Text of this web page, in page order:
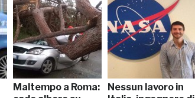
Maltempo a Roma:
Nessun lavoro in